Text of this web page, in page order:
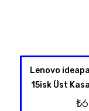
Lenovo
15isk Üst
₺